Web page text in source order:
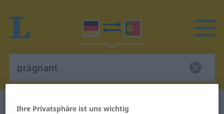
Deutsch-Portugiesisch Wörterbuch
Ihre Privatsphäre ist uns wichtig